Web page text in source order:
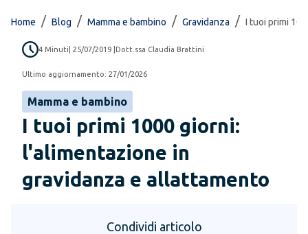
Home / Blog / Mamma e bambino / Gravidanza / I tuoi primi
4 Minuti 25/07/2019 Dott.ssa Claudia Brattini
Ultimo aggiornamento: 27/01/2026
Mamma e bambino
I tuoi primi 1000 giorni:
l'alimentazione in
gravidanza e allattamento
Condividi articolo